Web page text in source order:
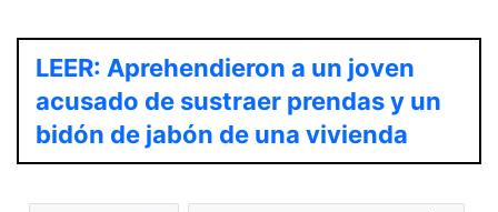
LEER: Aprehendieron a un joven
acusado de sustraer prendas y un
bidón de jabón de una vivienda